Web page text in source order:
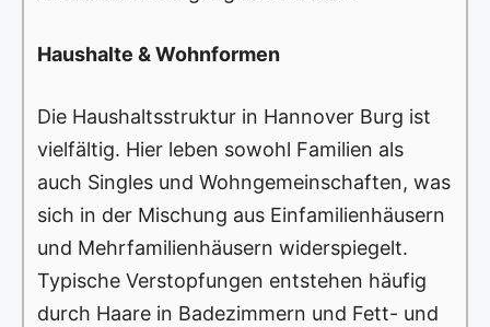
Haushalte & Wohnformen
Die Haushaltsstruktur in Hannover Burg ist
vielfältig. Hier leben sowohl Familien als
auch Singles und Wohngemeinschaften, was
sich in der Mischung aus Einfamilienhäusern
und Mehrfamilienhäusern widerspiegelt.
Typische Verstopfungen entstehen häufig
durch Haare in Badezimmern und Fett- und